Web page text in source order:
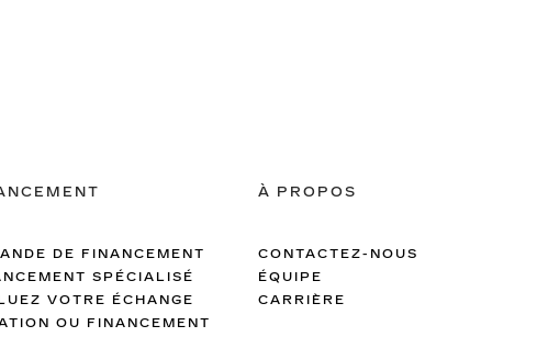
DE FINANCEMENT
SPÉCIALISÉ
VOTRE ÉCHANGE
OU FINANCEMENT
À PROPOS
CONTACTEZ-NOUS
ÉQUIPE
CARRIÈRE